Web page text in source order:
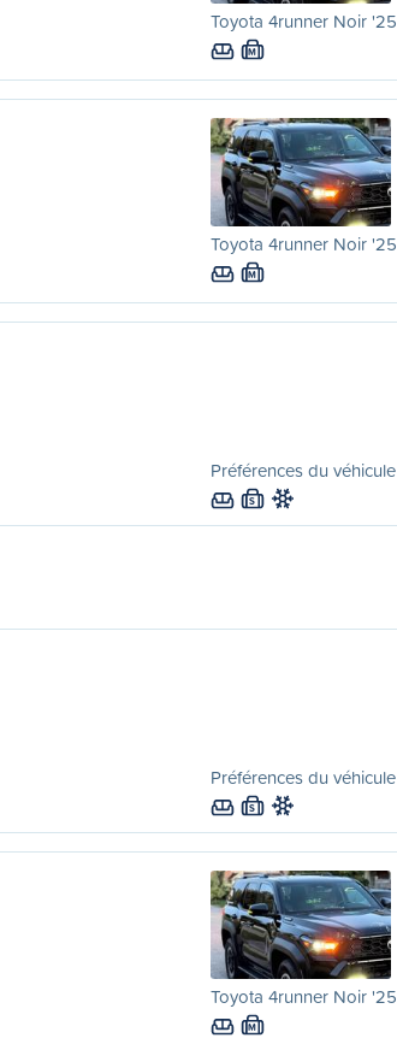
Toyota 4runner Noir '25
M
Toyota 4runner Noir '25
M
Préférences du véhicule
S
Préférences du véhicule
S
Toyota 4runner Noir '25
M